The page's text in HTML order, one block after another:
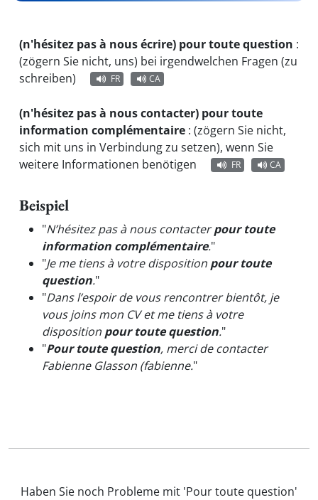
(n'hésitez pas à nous écrire) pour toute question :
(zögern Sie nicht, uns) bei irgendwelchen Fragen (zu
schreiben)
FR CA
(n'hésitez pas à nous contacter) pour toute
information complémentaire : (zögern Sie nicht,
sich mit uns in Verbindung zu setzen), wenn Sie
weitere Informationen benötigen
FR CA
Beispiel
"N’hésitez pas à nous contacterpour toute
information complémentaire."
"Je me tiens à votre disposition pour toute
question."
"Dans l’espoir de vous rencontrer bientôt, je
vous joins mon CV et me tiens à votre
disposition pour toute question."
"Pour toute question, merci de contacter
Fabienne Glasson (fabienne."
Haben Sie noch Probleme mit 'Pour toute question'